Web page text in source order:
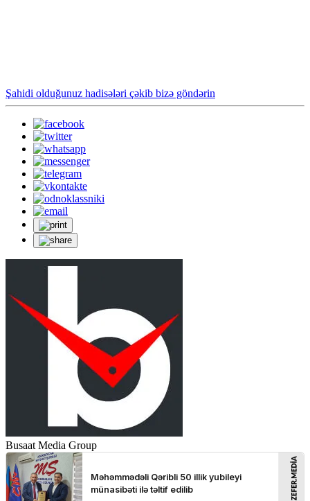
Şahidi olduğunuz hadisələri çəkib bizə göndərin
Busaat Media Group